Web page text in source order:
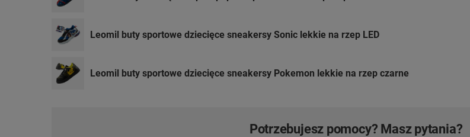
Leomil buty sportowe dziecięce sneakersy Sonic lekkie na rzep LED
Leomil buty sportowe dziecięce sneakersy Pokemon lekkie na rzep czarne
Potrzebujesz pomocy? Masz pytania?